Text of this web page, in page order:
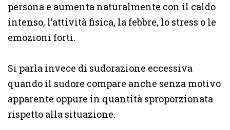
persona e aumenta naturalmente con il caldo
intenso, l’attività fisica, la febbre, lo stress o le
emozioni forti.
Si parla invece di sudorazione eccessiva
quando il sudore compare anche senza motivo
apparente oppure in quantità sproporzionata
rispetto alla situazione.